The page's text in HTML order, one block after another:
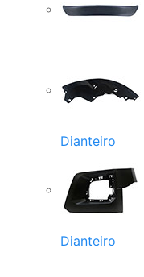
Dianteiro
Dianteiro